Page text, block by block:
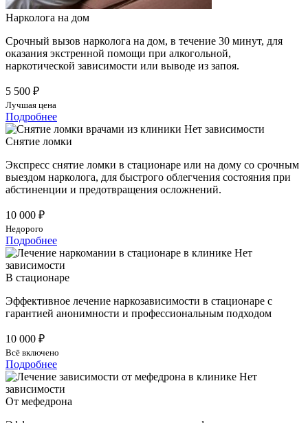
Нарколога на дом
Срочный вызов нарколога на дом, в течение 30 минут, для
оказания экстренной помощи при алкогольной,
наркотической зависимости или выводе из запоя.
5 500 ₽
Лучшая цена
Подробнее
Снятие ломки
Экспресс снятие ломки в стационаре или на дому со срочным
выездом нарколога, для быстрого облегчения состояния при
абстиненции и предотвращения осложнений.
10 000 ₽
Недорого
Подробнее
В стационаре
Эффективное лечение наркозависимости в стационаре с
гарантией анонимности и профессиональным подходом
10 000 ₽
Всё включено
Подробнее
От мефедрона